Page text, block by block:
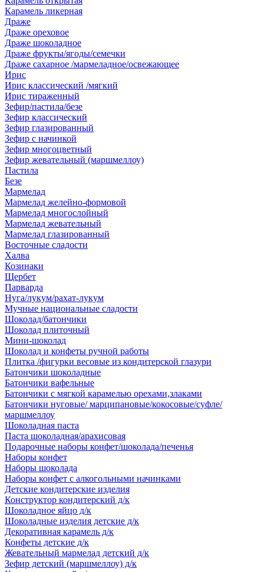
Карамель ликерная
Драже
Драже ореховое
Драже шоколадное
Драже фрукты/ягоды/семечки
Драже сахарное /мармеладное/освежающее
Ирис
Ирис классический /мягкий
Ирис тираженный
Зефир/пастила/безе
Зефир классический
Зефир глазированный
Зефир с начинкой
Зефир многоцветный
Зефир жевательный (маршмеллоу)
Пастила
Безе
Мармелад
Мармелад желейно-формовой
Мармелад многослойный
Мармелад жевательный
Мармелад глазированный
Восточные сладости
Халва
Козинаки
Щербет
Парварда
Нуга/лукум/рахат-лукум
Мучные национальные сладости
Шоколад/батончики
Шоколад плиточный
Мини-шоколад
Шоколад и конфеты ручной работы
Плитка /фигурки весовые из кондитерской глазури
Батончики шоколадные
Батончики вафельные
Батончики с мягкой карамелью орехами,злаками
Батончики нуговые/ марципановые/кокосовые/суфле/
маршмеллоу
Шоколадная паста
Паста шоколадная/арахисовая
Подарочные наборы конфет/шоколада/печенья
Наборы конфет
Наборы шоколада
Наборы конфет с алкогольными начинками
Детские кондитерские изделия
Конструктор кондитерский д/к
Шоколадное яйцо д/к
Шоколадные изделия детские д/к
Декоративная карамель д/к
Конфеты детские д/к
Жевательный мармелад детский д/к
Зефир детский (маршмеллоу) д/к